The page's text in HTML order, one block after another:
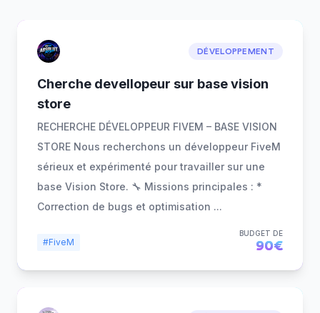
DÉVELOPPEMENT
Cherche devellopeur sur base vision
store
RECHERCHE DÉVELOPPEUR FIVEM – BASE VISION
STORE Nous recherchons un développeur FiveM
sérieux et expérimenté pour travailler sur une
base Vision Store. 🔧 Missions principales : *
Correction de bugs et optimisation ...
#FiveM
BUDGET DE
90€